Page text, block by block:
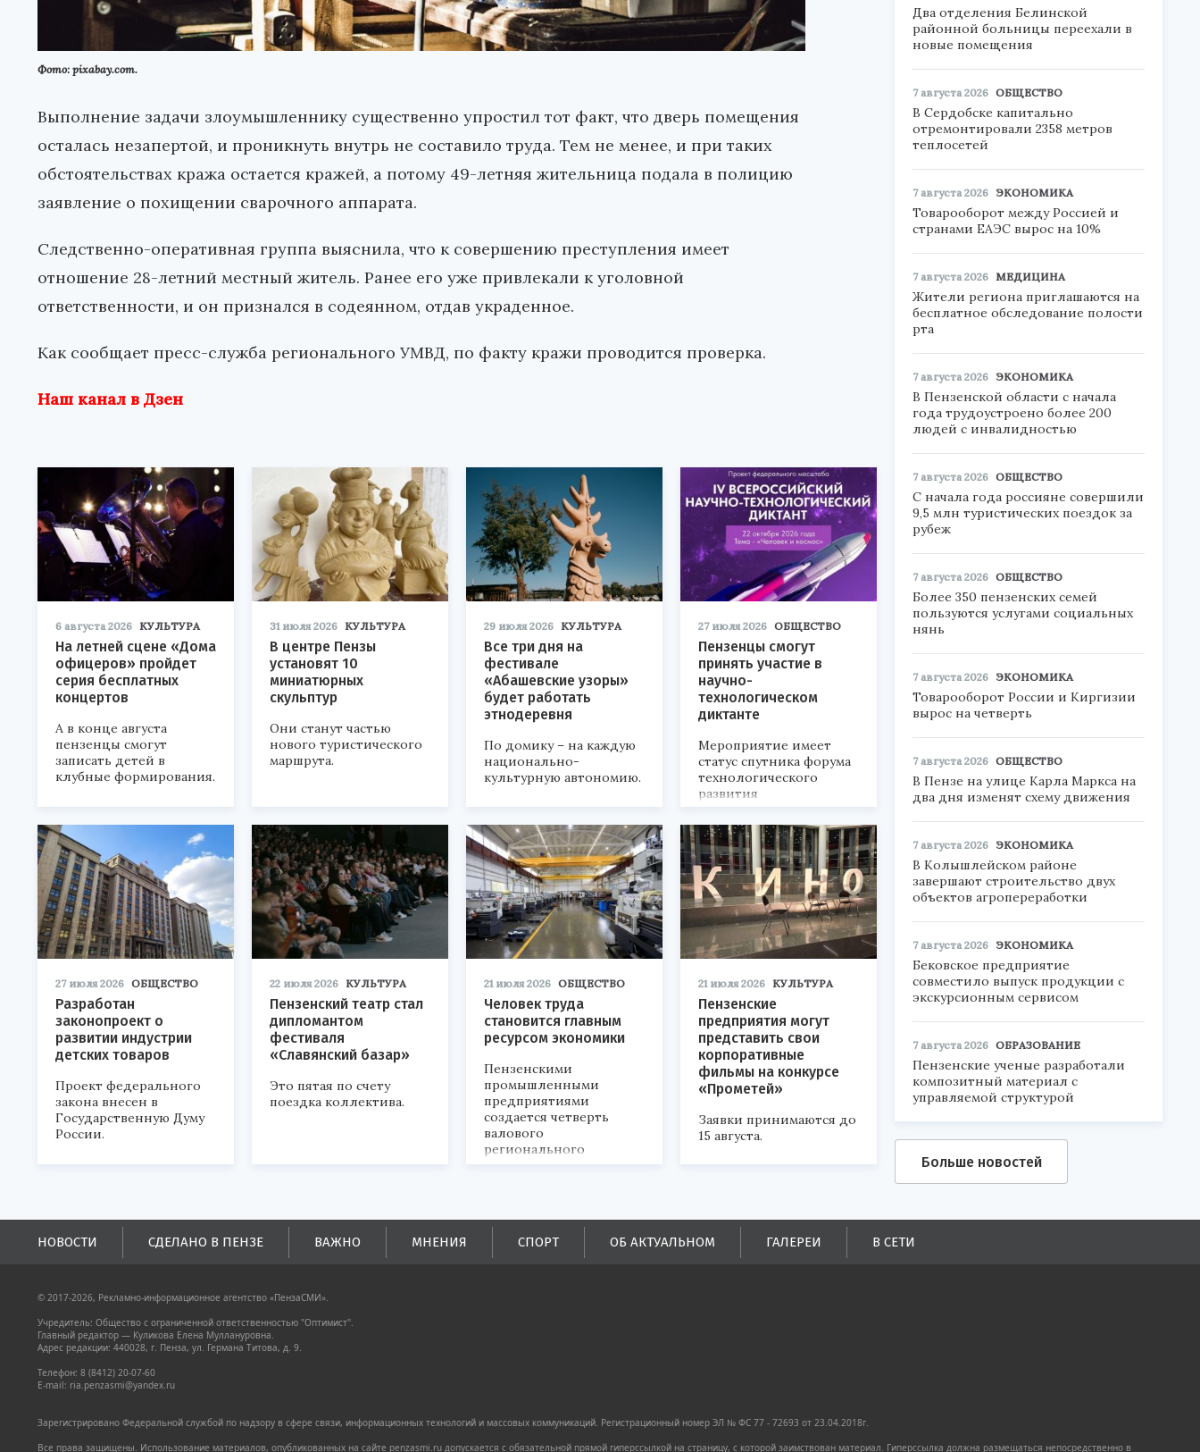
Фото: pixabay.com.
Выполнение задачи злоумышленнику существенно упростил тот факт, что дверь помещения
осталась незапертой, и проникнуть внутрь не составило труда. Тем не менее, и при таких
обстоятельствах кража остается кражей, а потому 49-летняя жительница подала в полицию
заявление о похищении сварочного аппарата.
Следственно-оперативная группа выяснила, что к совершению преступления имеет
отношение 28-летний местный житель. Ранее его уже привлекали к уголовной
ответственности, и он признался в содеянном, отдав украденное.
Как сообщает пресс-служба регионального УМВД, по факту кражи проводится проверка.
Наш канал в Дзен
6 августа 2026 КУЛЬТУРА
На летней сцене «Дома
офицеров» пройдет
серия бесплатных
концертов
А в конце августа
пензенцы смогут
записать детей в
клубные формирования.
31 июля 2026 КУЛЬТУРА
В центре Пензы
установят 10
миниатюрных
скульптур
Они станут частью
нового туристического
маршрута.
29 июля 2026 КУЛЬТУРА
Все три дня на
фестивале
«Абашевские узоры»
будет работать
этнодеревня
По домику – на каждую
национально-
культурную автономию.
27 июля 2026 ОБЩЕСТВО
Пензенцы смогут
принять участие в
научно-
технологическом
диктанте
Мероприятие имеет
статус спутника форума
технологического
развития
«Технопром-2026».
27 июля 2026 ОБЩЕСТВО
Разработан
законопроект о
развитии индустрии
детских товаров
Проект федерального
закона внесен в
Государственную Думу
России.
22 июля 2026 КУЛЬТУРА
Пензенский театр стал
дипломантом
фестиваля
«Славянский базар»
Это пятая по счету
поездка коллектива.
21 июля 2026 ОБЩЕСТВО
Человек труда
становится главным
ресурсом экономики
Пензенскими
промышленными
предприятиями
создается четверть
валового
регионального
продукта и
бюджеты всех уровней.
21 июля 2026 КУЛЬТУРА
Пензенские
предприятия могут
представить свои
корпоративные
фильмы на конкурсе
«Прометей»
Заявки принимаются до
15 августа.
Два отделения Белинской
районной больницы переехали в
новые помещения
7 августа 2026 ОБЩЕСТВО
В Сердобске капитально
отремонтировали 2358 метров
теплосетей
7 августа 2026 ЭКОНОМИКА
Товарооборот между Россией и
странами ЕАЭС вырос на 10%
7 августа 2026 МЕДИЦИНА
Жители региона приглашаются на
бесплатное обследование полости
рта
7 августа 2026 ЭКОНОМИКА
В Пензенской области с начала
года трудоустроено более 200
людей с инвалидностью
7 августа 2026 ОБЩЕСТВО
С начала года россияне совершили
9,5 млн туристических поездок за
рубеж
7 августа 2026 ОБЩЕСТВО
Более 350 пензенских семей
пользуются услугами социальных
нянь
7 августа 2026 ЭКОНОМИКА
Товарооборот России и Киргизии
вырос на четверть
7 августа 2026 ОБЩЕСТВО
В Пензе на улице Карла Маркса на
два дня изменят схему движения
7 августа 2026 ЭКОНОМИКА
В Колышлейском районе
завершают строительство двух
объектов агропереработки
7 августа 2026 ЭКОНОМИКА
Бековское предприятие
совместило выпуск продукции с
экскурсионным сервисом
7 августа 2026 ОБРАЗОВАНИЕ
Пензенские ученые разработали
композитный материал с
управляемой структурой
Больше новостей
НОВОСТИ СДЕЛАНО В ПЕНЗЕ ВАЖНО МНЕНИЯ СПОРТ ОБ АКТУАЛЬНОМ ГАЛЕРЕИ В СЕТИ
© 2017-2026, Рекламно-информационное агентство «ПензаСМИ».
Учредитель: Общество с ограниченной ответственностью "Оптимист".
Главный редактор — Куликова Елена Муллануровна.
Адрес редакции: 440028, г. Пенза, ул. Германа Титова, д. 9.
Телефон: 8 (8412) 20-07-60
E-mail: ria.penzasmi@yandex.ru
Зарегистрировано Федеральной службой по надзору в сфере связи, информационных технологий и массовых коммуникаций. Регистрационный номер ЭЛ № ФС 77 - 72693 от 23.04.2018г.
Все права защищены. Использование материалов, опубликованных на сайте penzasmi.ru допускается с обязательной прямой гиперссылкой на страницу, с которой заимствован материал. Гиперссылка должна размещаться непосредственно в